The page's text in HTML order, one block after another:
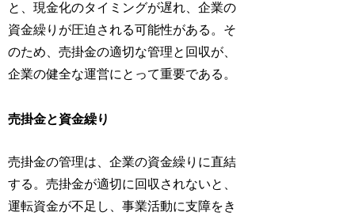
と、現金化のタイミングが遅れ、企業の
資金繰りが圧迫される可能性がある。そ
のため、売掛金の適切な管理と回収が、
企業の健全な運営にとって重要である。
売掛金と資金繰り
売掛金の管理は、企業の資金繰りに直結
する。売掛金が適切に回収されないと、
運転資金が不足し、事業活動に支障をき